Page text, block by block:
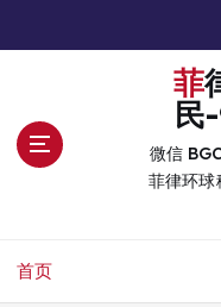
菲律宾环球移
民
微信
菲律环球
首页